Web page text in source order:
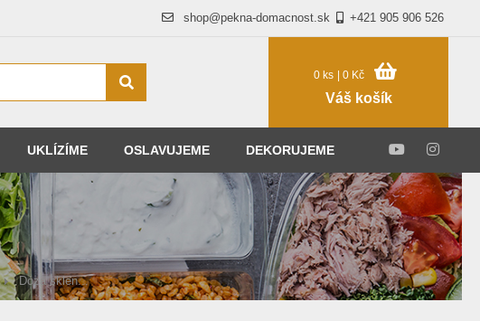
+421 905 906 526
shop@pekna-domacnost.sk
0 ks | 0 Kč
Váš košík
UKLÍZÍME OSLAVUJEME DEKORUJEME
Dóza sklen...